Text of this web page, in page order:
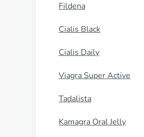
Fildena
Cialis Black
Cialis Daily
Viagra Super Active
Tadalista
Kamagra Oral Jelly